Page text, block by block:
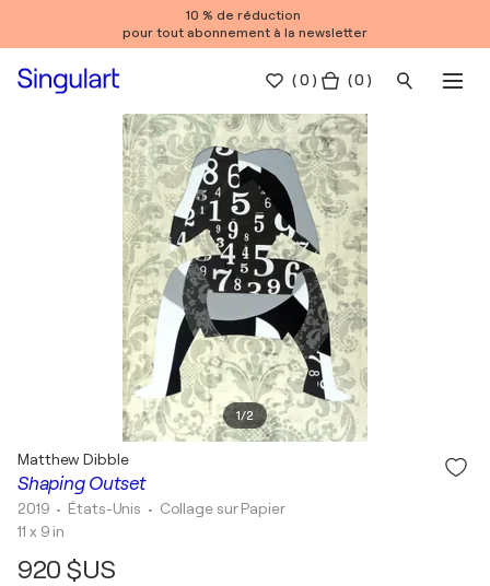
10 % de réduction
pour tout abonnement à la newsletter
(0 ) ( 0 )
1/2
Shaping Outset
Matthew Dibble
2019 • États-Unis • Collage sur Papier
11 x 9 in
920 $US